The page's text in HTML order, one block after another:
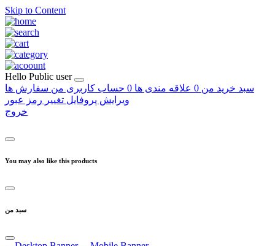
Skip to Content
Hello Public user
سبد خرید من 0 علاقه مندی ها 0 حساب کاربری من سفارش ها
ویرایش پروفایل تغییر رمز عبور
خروج
You may also like this products
سبد من